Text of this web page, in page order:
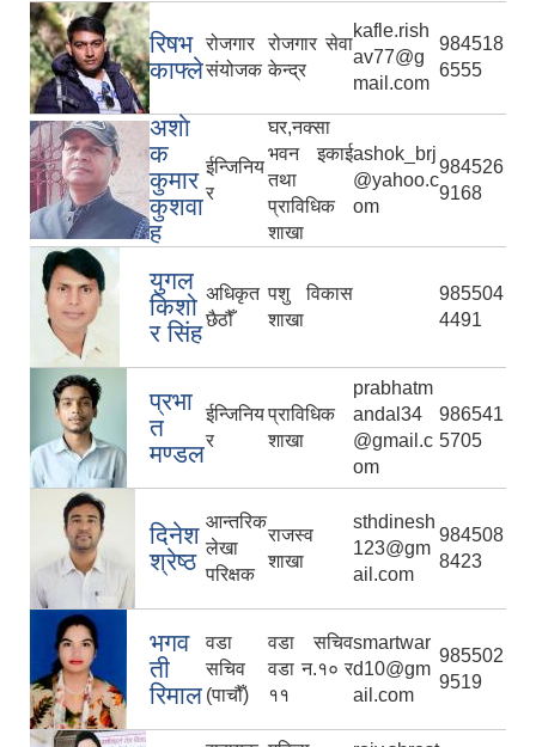
रिषभ
काफ्ले
रोजगार
संयोजक
रोजगार सेवा
केन्द्र
kafle.rish
av77@g
mail.com
984518
6555
अशाे
क
कुमार
कुशवा
ह
ईन्जिनिय
र
घर,नक्सा
भवन इकाई
तथा
प्राविधिक
शाखा
ashok_brj
@yahoo.c
om
984526
9168
युगल
किशो
र सिंह
अधिकृत
छैठौँ
पशु विकास
शाखा
985504
4491
प्रभा
त
मण्डल
ईन्जिनिय
र
प्राविधिक
शाखा
prabhatm
andal34
@gmail.c
om
986541
5705
दिनेश
श्रेष्ठ
आन्तरिक
लेखा
परिक्षक
राजस्व
शाखा
sthdinesh
123@gm
ail.com
984508
8423
भगव
ती
रिमाल
वडा
सचिव
(पाचौँ)
वडा सचिव
वडा न.१० र
११
smartwar
d10@gm
ail.com
985502
9519